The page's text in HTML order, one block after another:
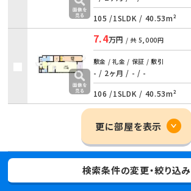
105 /1SLDK / 40.53m²
7.4万円 / 共 5,000円
敷金 / 礼金 / 保証 / 敷引
- / 2ヶ月 / - / -
106 /1SLDK / 40.53m²
更に部屋を表示
検索条件の変更・絞り込み